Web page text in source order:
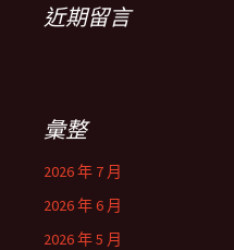
近期留言
彙整
2026 年 7 月
2026 年 6 月
2026 年 5 月